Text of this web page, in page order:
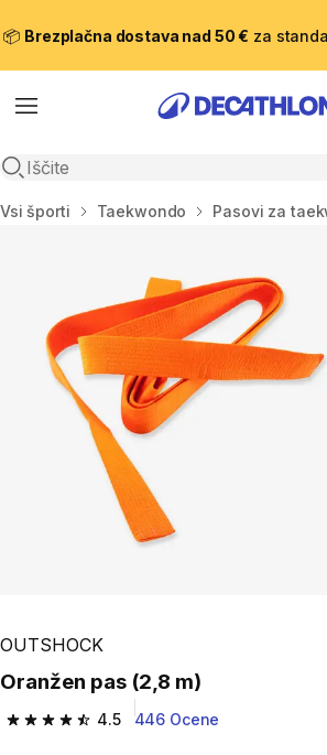
📦 Brezplačna dostava nad 50 € za
Meni
Odpri iskanje
Domov
Vsi športi Taekwondo Pasovi za
OUTSHOCK
Oranžen pas (2,8 m)
4.5
4.5 od 5 zvezdic from 446 ocene
446 Ocene